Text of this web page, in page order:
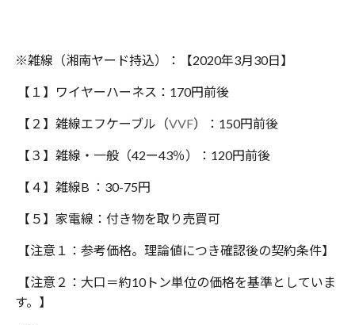
※雑線（湘南ヤード持込）：【2020年3月30日】
【１】ワイヤーハーネス：170円前後
【２】雑線エフケーブル（VVF）：150円前後
【３】雑線・一般（42ー43％）：120円前後
【４】雑線B ：30-75円
【５】家電線：付き物を取り売買可
【注意１：参考価格。理論値につき確認後の契約条件】
【注意２：大口＝約10トン単位の価格を基準としていま
す。】